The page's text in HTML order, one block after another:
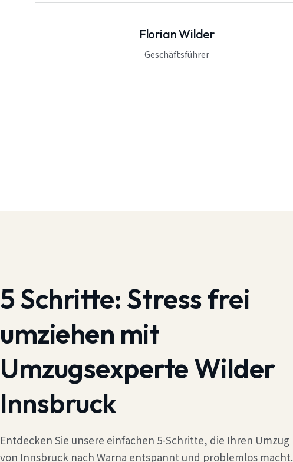
Florian Wilder
Geschäftsführer
5 Schritte: Stress frei
umziehen mit
Umzugsexperte Wilder
Innsbruck
Entdecken Sie unsere einfachen 5-Schritte, die Ihren Umzug
von Innsbruck nach Warna entspannt und problemlos macht.